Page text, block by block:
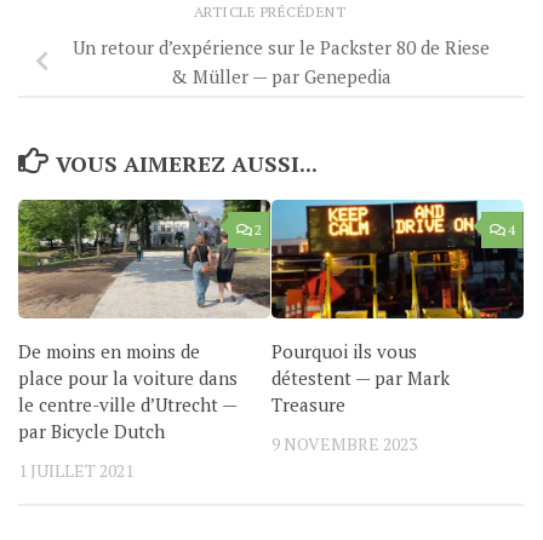
ARTICLE PRÉCÉDENT
Un retour d’expérience sur le Packster 80 de Riese
& Müller — par Genepedia
VOUS AIMEREZ AUSSI...
2
De moins en moins de
place pour la voiture dans
le centre-ville d’Utrecht —
par Bicycle Dutch
1 JUILLET 2021
4
Pourquoi ils vous
détestent — par Mark
Treasure
9 NOVEMBRE 2023